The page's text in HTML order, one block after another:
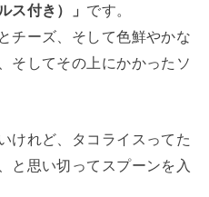
ス付き）」 です。
チーズ、そして色鮮やかな
そしてその上にかかったソ
けれど、タコライスってた
と思い切ってスプーンを入